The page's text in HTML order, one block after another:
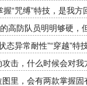
“咒缚”特技，是我
高防队员明明够硬
异常耐性”“穿越”
击，什么时候会对
图里，会有两款掌握